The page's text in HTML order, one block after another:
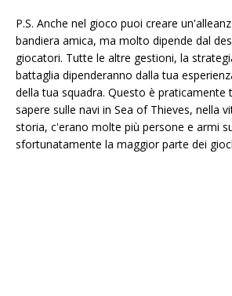
P.S. Anche nel gioco puoi creare
bandiera amica, ma molto dipende dal
giocatori. Tutte le altre gestioni, la
battaglia dipenderanno dalla tua
della tua squadra. Questo è praticamente
sapere sulle navi in ​​Sea of ​​​​Thieves, nella
storia, c'erano molte più persone e armi
sfortunatamente la maggior parte dei